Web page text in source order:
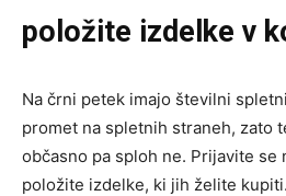
položite izdelke v
Na črni petek imajo številni
promet na spletnih straneh, zato
občasno pa sploh ne. Prijavite se
položite izdelke, ki jih želite